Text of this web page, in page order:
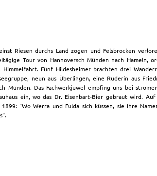
Riesen durchs Land zogen und Felsbrocken
Tour von Hannoversch Münden nach Hameln,
Fünf Hildesheimer brachten drei
neun aus Überlingen, eine Ruderin aus
Münden. Das Fachwerkjuwel empfing uns bei
ein, wo das Dr. Eisenbart-Bier gebraut wird. Auf
"Wo Werra und Fulda sich küssen, sie ihre